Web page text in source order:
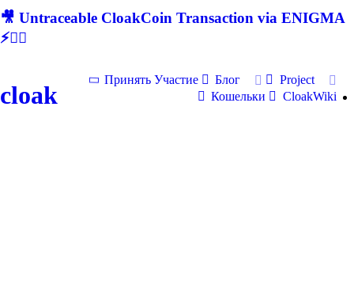
🎥 Untraceable CloakCoin Transaction via ENIGMA
⚡🕵‍♂
cloak
Принять Участие Блог
Project
Кошельки
CloakWiki